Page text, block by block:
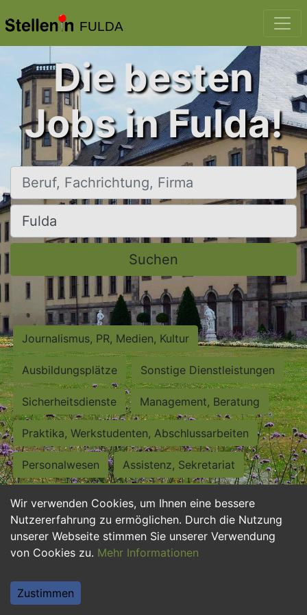
FULDA
Wir verwenden Cookies, um Ihnen eine bessere
Nutzererfahrung zu ermöglichen. Durch die Nutzung
unserer Webseite stimmen Sie unserer Verwendung
von Cookies zu. Mehr Informationen
Zustimmen
Die besten
Jobs in Fulda!
Beruf, Fachrichtung, Firma
Ort, Stadt
Suchen
Journalismus, PR, Medien, Kultur
Ausbildungsplätze Sonstige Dienstleistungen
Sicherheitsdienste Management, Beratung
Praktika, Werkstudenten, Abschlussarbeiten
Personalwesen Assistenz, Sekretariat
Hilfskräfte, Aushilfs- und Nebenjobs
Einkauf, Logistik, Materialwirtschaft
Weiterbildung, Studium, duale Ausbildung
Tourismus